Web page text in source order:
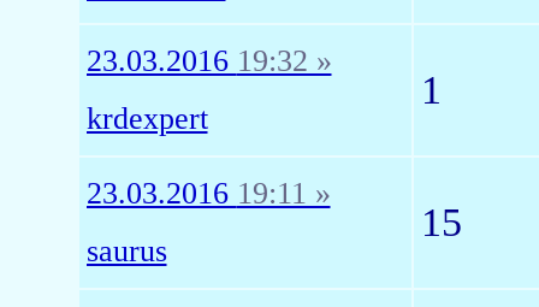
23.03.2016 19:32 »
krdexpert
1
23.03.2016 19:11 »
saurus
15